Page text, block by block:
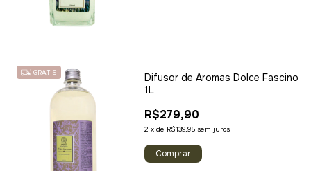
GRÁTIS
Difusor de Aromas Dolce Fascino
1L
R$279,90
2 x de R$139,95 sem juros